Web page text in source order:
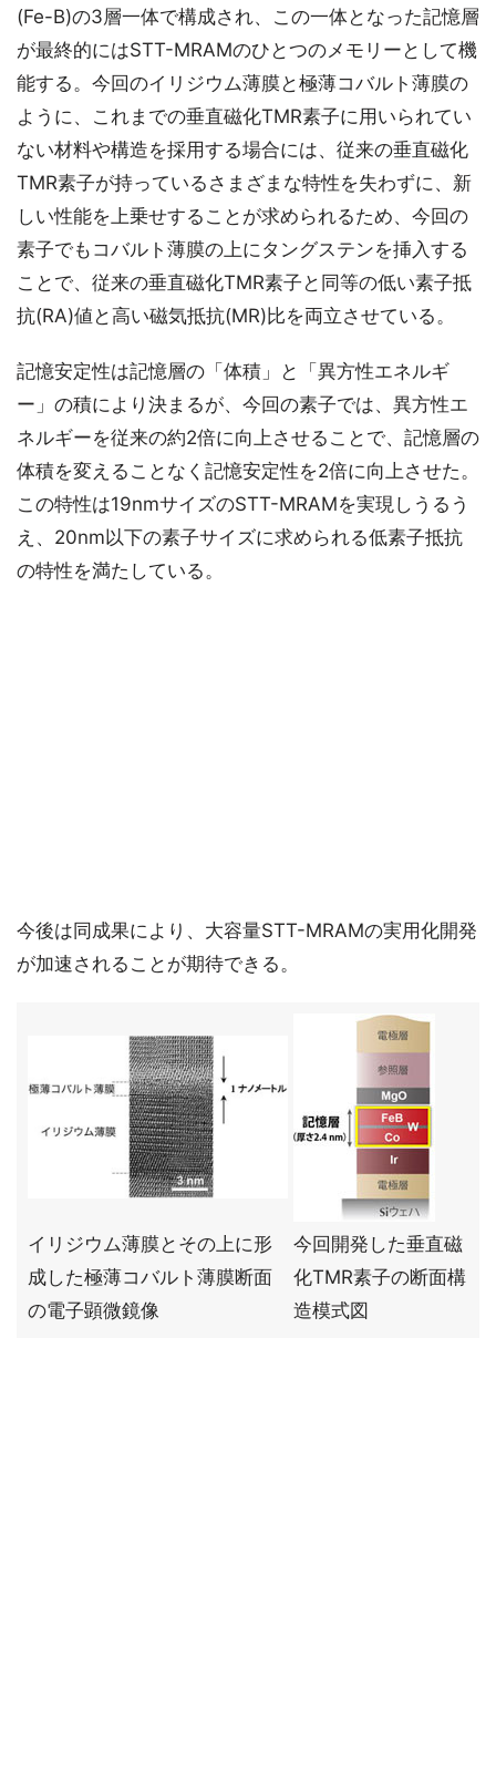
(Fe-B)の3層一体で構成され、この一体となった記憶層
が最終的にはSTT-MRAMのひとつのメモリーとして機
能する。今回のイリジウム薄膜と極薄コバルト薄膜の
ように、これまでの垂直磁化TMR素子に用いられてい
ない材料や構造を採用する場合には、従来の垂直磁化
TMR素子が持っているさまざまな特性を失わずに、新
しい性能を上乗せすることが求められるため、今回の
素子でもコバルト薄膜の上にタングステンを挿入する
ことで、従来の垂直磁化TMR素子と同等の低い素子抵
抗(RA)値と高い磁気抵抗(MR)比を両立させている。
記憶安定性は記憶層の「体積」と「異方性エネルギ
ー」の積により決まるが、今回の素子では、異方性エ
ネルギーを従来の約2倍に向上させることで、記憶層の
体積を変えることなく記憶安定性を2倍に向上させた。
この特性は19nmサイズのSTT-MRAMを実現しうるう
え、20nm以下の素子サイズに求められる低素子抵抗
の特性を満たしている。
今後は同成果により、大容量STT-MRAMの実用化開発
が加速されることが期待できる。
イリジウム薄膜とその上に形
成した極薄コバルト薄膜断面
の電子顕微鏡像
今回開発した垂直磁
化TMR素子の断面構
造模式図